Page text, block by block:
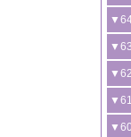
3号
光
B号
2
る
3号
る
4号
る
2号
の
3号
ロ
4
線
1号
2号
た
3号
触
4
▼64
1号
ズ
2号
3号
▼63
1号
2号
3号
▼62
1号
タ
▼61
1号
▼60